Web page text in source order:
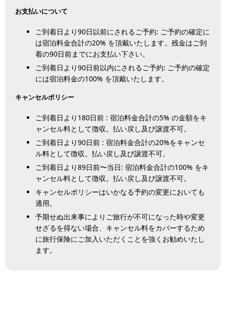
お支払いについて
ご到着日より90日以前にされるご予約: ご予約の確定に
は宿泊料金合計の20% を頂戴いたします。残金はご到
着の90日前までにお支払い下さい。
ご到着日より90日前以内にされるご予約: ご予約の確定
には宿泊料金の100% を頂戴いたします。
キャンセルポリシー
ご到着日より180日前 : 宿泊料金合計の5% の金額をキ
ャンセル料として徴収。払い戻し及び譲渡不可。
ご到着日より90日前 : 宿泊料金合計の20%をキャンセ
ル料として徴収。払い戻し及び譲渡不可。
ご到着日より89日前〜当日: 宿泊料金合計の100% をキ
ャンセル料として徴収。払い戻し及び譲渡不可。
キャンセルポリシーはいかなる予約の変更においても
適用。
予期せぬ出来事によりご旅行が不可になった時や変更
せざるを得ない場合、キャンセル料をカバーするため
に旅行保険にご加入いただくことを強くお勧めいたし
ます。